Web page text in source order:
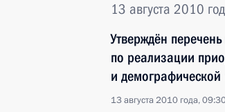
13 августа 2010
Утверждён
по реализации
и демографической
13 августа 2010 года,